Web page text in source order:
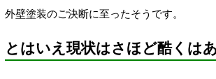
外壁塗装のご決断に至ったそうです。
とはいえ現状はさほど酷くは